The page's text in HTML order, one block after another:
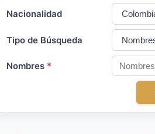
Nacionalidad
Tipo de Búsqueda
Nombres *